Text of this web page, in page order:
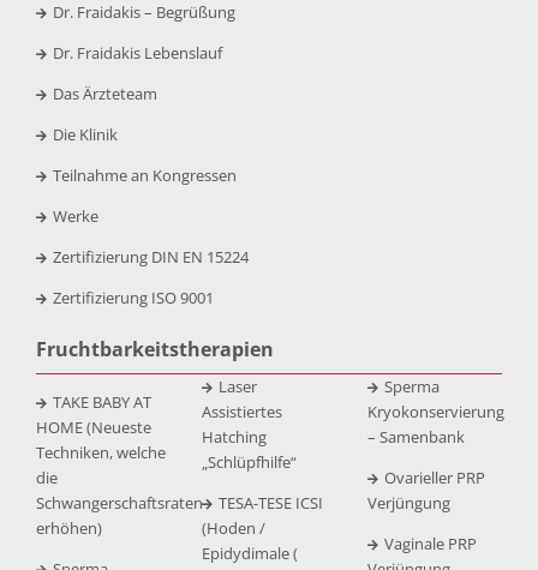
Dr. Fraidakis – Begrüßung
Dr. Fraidakis Lebenslauf
Das Ärzteteam
Die Klinik
Teilnahme an Kongressen
Werke
Zertifizierung DIN EN 15224
Zertifizierung ISO 9001
Fruchtbarkeitstherapien
TAKE BABY AT
HOME (Neueste
Techniken, welche
die
Schwangerschaftsraten
erhöhen)
Laser
Assistiertes
Hatching
„Schlüpfhilfe“
TESA-TESE ICSI
(Hoden /
Epidydimale (
Sperma
Kryokonservierung
– Samenbank
Ovarieller PRP
Verjüngung
Vaginale PRP